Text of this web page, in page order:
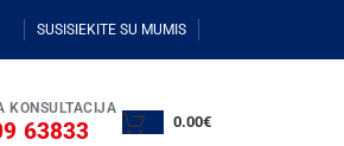
SUSISIEKITE SU MUMIS
KONSULTACIJA
63833 0.00€